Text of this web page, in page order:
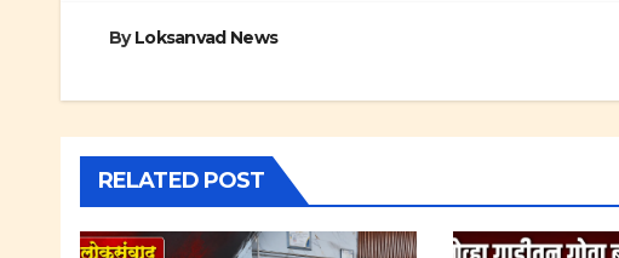
ByLoksanvad News
RELATED POST